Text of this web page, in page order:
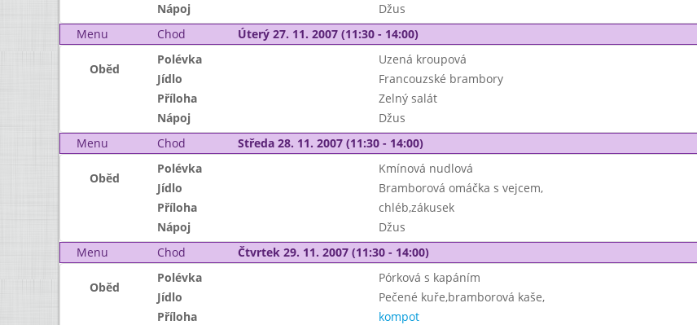
Nápoj
Džus
Menu
Chod Úterý 27. 11. 2007 (11:30 - 14:00)
Oběd
Polévka
Uzená kroupová
Jídlo
Francouzské brambory
Příloha
Zelný salát
Nápoj
Džus
Menu
Chod Středa 28. 11. 2007 (11:30 - 14:00)
Oběd
Polévka
Kmínová nudlová
Jídlo
Bramborová omáčka s vejcem,
Příloha
chléb,zákusek
Nápoj
Džus
Menu
Chod Čtvrtek 29. 11. 2007 (11:30 - 14:00)
Oběd
Polévka
Pórková s kapáním
Jídlo
Pečené kuře,bramborová kaše,
Příloha
kompot